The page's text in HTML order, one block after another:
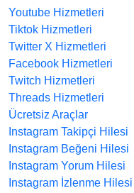
Youtube Hizmetleri
Tiktok Hizmetleri
Twitter X Hizmetleri
Facebook Hizmetleri
Twitch Hizmetleri
Threads Hizmetleri
Ücretsiz Araçlar
Instagram Takipçi Hilesi
Instagram Beğeni Hilesi
Instagram Yorum Hilesi
Instagram İzlenme Hilesi